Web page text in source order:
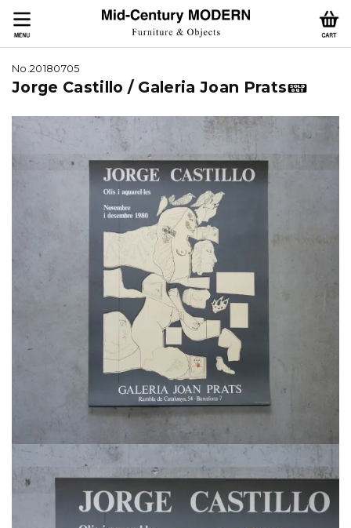
No.20180705
Jorge Castillo / Galeria Joan Prats